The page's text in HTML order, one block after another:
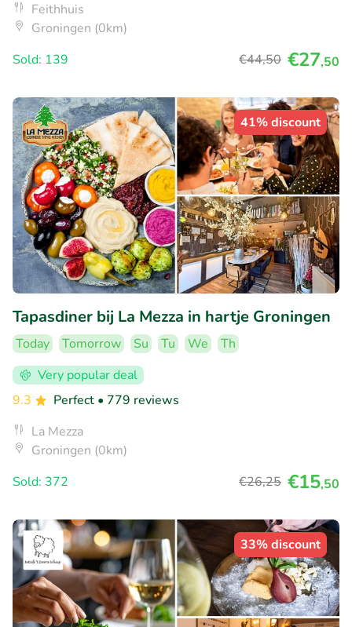
Feithhuis
Groningen (0km)
Sold: 139
€44,50 €27,50
41% discount
Tapasdiner bij La Mezza in hartje Groningen
Today Tomorrow Su Tu We
Th
Very popular deal
9.3
Perfect • 779 reviews
La Mezza
Groningen (0km)
Sold: 372
€26,25 €15,50
33% discount